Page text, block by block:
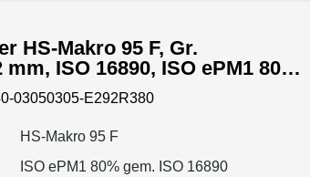
HS-Makro 95 F, Gr.
mm, ISO 16890, ISO ePM1 80%,
Stahl, Dichtung: einseitig,
03050305-E292R380
HS-Makro 95 F
ISO ePM1 80% gem. ISO 16890